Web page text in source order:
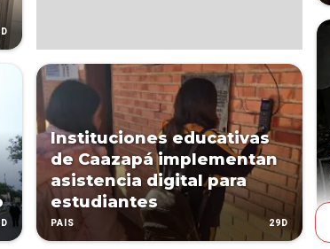
Instituciones educativas
de Caazapá implementan
asistencia digital para
estudiantes
PAÍS 29D